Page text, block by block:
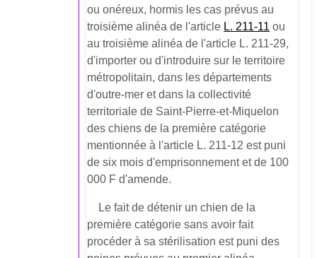
ou onéreux, hormis les cas prévus au
troisième alinéa de l'article L. 211-11 ou
au troisième alinéa de l'article L. 211-29,
d'importer ou d'introduire sur le territoire
métropolitain, dans les départements
d'outre-mer et dans la collectivité
territoriale de Saint-Pierre-et-Miquelon
des chiens de la première catégorie
mentionnée à l'article L. 211-12 est puni
de six mois d'emprisonnement et de 100
000 F d'amende.
Le fait de détenir un chien de la
première catégorie sans avoir fait
procéder à sa stérilisation est puni des